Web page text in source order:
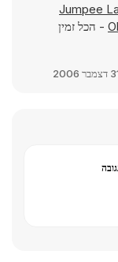
Jumpee
- הכל זמין
2006